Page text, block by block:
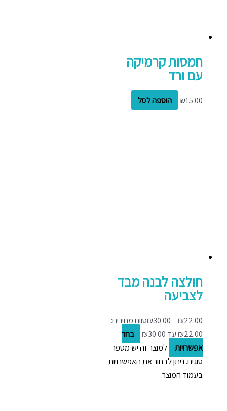
חמסות קרמיקה
עם ורד
₪15.00 הוספה לסל
חולצה לבנה מבד
לצביעה
₪22.00
–
₪30.00 טווח מחירים:
בחר
אפשרויות
למוצר זה יש מספר
סוגים. ניתן לבחור את האפשרויות
בעמוד המוצר